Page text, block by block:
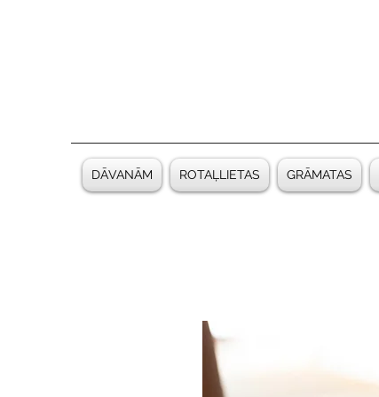
DĀVANĀM ROTAĻLIETAS GRĀMATAS